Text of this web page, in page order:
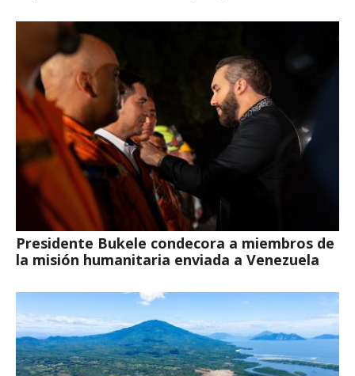
Presidente Bukele condecora a miembros de
la misión humanitaria enviada a Venezuela